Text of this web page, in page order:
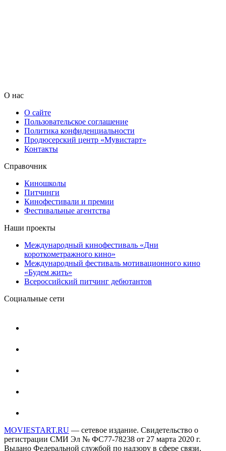
О нас
О сайте
Пользовательское соглашение
Политика конфиденциальности
Продюсерский центр «Мувистарт»
Контакты
Справочник
Киношколы
Питчинги
Кинофестивали и премии
Фестивальные агентства
Наши проекты
Международный кинофестиваль «Дни
короткометражного кино»
Международный фестиваль мотивационного кино
«Будем жить»
Всероссийский питчинг дебютантов
Социальные сети
MOVIESTART.RU — сетевое издание. Свидетельство о
регистрации СМИ Эл № ФС77-78238 от 27 марта 2020 г.
Выдано Федеральной службой по надзору в сфере связи,